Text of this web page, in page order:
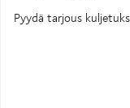
Pyydä tarjous